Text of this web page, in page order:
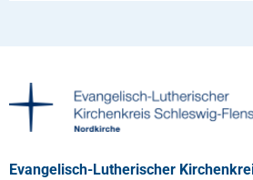
Evangelisch-Lutherischer